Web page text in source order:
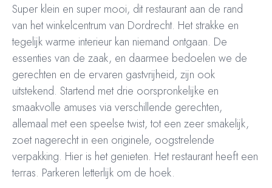
Super klein en super mooi, dit restaurant aan de rand
van het winkelcentrum van Dordrecht. Het strakke en
tegelijk warme interieur kan niemand ontgaan. De
essenties van de zaak, en daarmee bedoelen we de
gerechten en de ervaren gastvrijheid, zijn ook
uitstekend. Startend met drie oorspronkelijke en
smaakvolle amuses via verschillende gerechten,
allemaal met een speelse twist, tot een zeer smakelijk,
zoet nagerecht in een originele, oogstrelende
verpakking. Hier is het genieten. Het restaurant heeft een
terras. Parkeren letterlijk om de hoek.